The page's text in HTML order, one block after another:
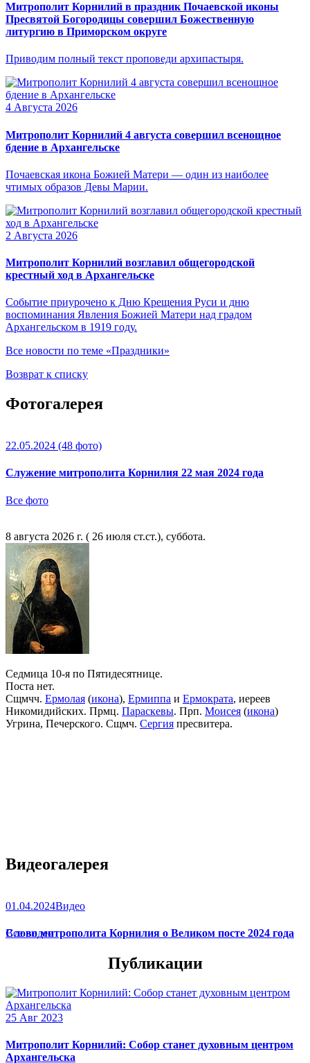
Митрополит Корнилий в праздник Почаевской иконы
Пресвятой Богородицы совершил Божественную
литургию в Приморском округе
Приводим полный текст проповеди архипастыря.
4 Августа 2026
Митрополит Корнилий 4 августа совершил всенощное
бдение в Архангельске
Почаевская икона Божией Матери — один из наиболее
чтимых образов Девы Марии.
2 Августа 2026
Митрополит Корнилий возглавил общегородской
крестный ход в Архангельске
Событие приурочено к Дню Крещения Руси и дню
воспоминания Явления Божией Матери над градом
Архангельском в 1919 году.
Все новости по теме «Праздники»
Возврат к списку
Фотогалерея
22.05.2024 (48 фото)
Служение митрополита Корнилия 22 мая 2024 года
Все фото
8 августа 2026 г. ( 26 июля ст.ст.), суббота.
Седмица 10-я по Пятидесятнице.
Поста нет.
Сщмчч. Ермолая (икона), Ермиппа и Ермократа, иереев
Никомидийских. Прмц. Параскевы. Прп. Моисея (икона)
Угрина, Печерского. Сщмч. Сергия пресвитера.
Видеогалерея
01.04.2024Видео
Слово митрополита Корнилия о Великом посте 2024 года
Все видео
Публикации
25 Авг 2023
Митрополит Корнилий: Собор станет духовным центром
Архангельска